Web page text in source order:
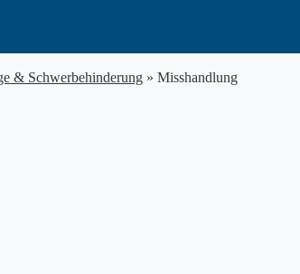
& Schwerbehinderung » Misshandlung